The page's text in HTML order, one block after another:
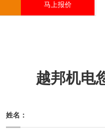
马上报价
越邦机电
姓名：